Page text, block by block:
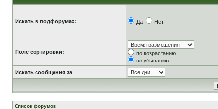
Искать в подфорумах: Да Нет
Поле сортировки:
по возрастанию
по убыванию
Искать сообщения за:
Список форумов